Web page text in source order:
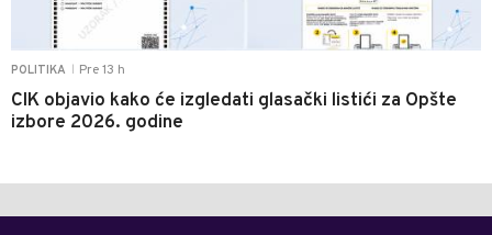
POLITIKA Pre 13 h
CIK objavio kako će izgledati glasački listići za Opšte
izbore 2026. godine